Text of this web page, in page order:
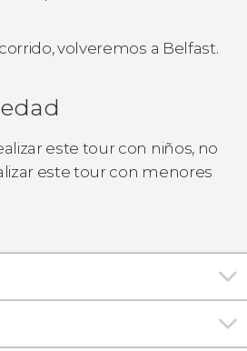
volveremos a Belfast.
este tour con niños, no
este tour con menores